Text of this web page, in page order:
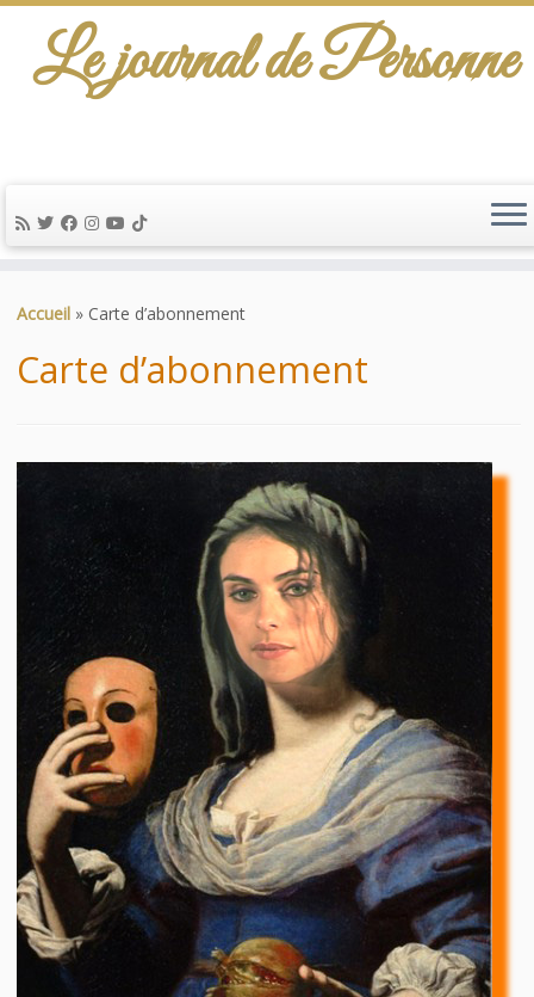
au
Le journal de Personne
Accueil » Carte d’abonnement
Carte d’abonnement